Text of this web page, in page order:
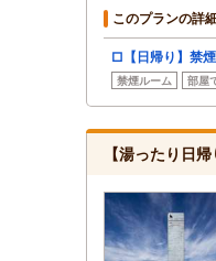
このプランの詳
□【日帰り】禁
禁煙ルーム 部屋
【湯ったり日